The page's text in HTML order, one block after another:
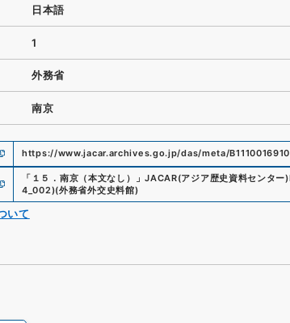
日本語
1
外務省
南京
https://www.jacar.archives.go.jp/das/meta/
「 １５．南京（本文なし） 」JACAR(アジア歴史資料センター)
4_002)(外務省外交史料館)
いて